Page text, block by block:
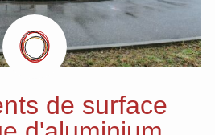
de surface